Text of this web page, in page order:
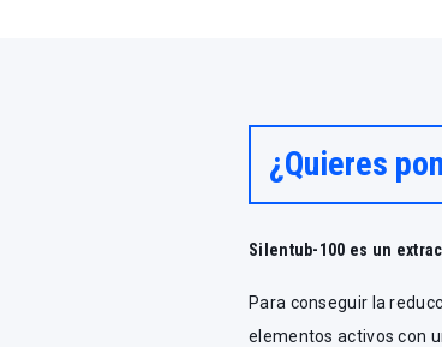
¿Quieres
Silentub-100 es un
Para conseguir la
elementos activos con